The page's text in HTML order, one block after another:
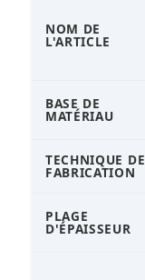
NOM DE
L'ARTICLE
BASE DE
MATÉRIAU
TECHNIQUE DE
FABRICATION
PLAGE
D'ÉPAISSEUR